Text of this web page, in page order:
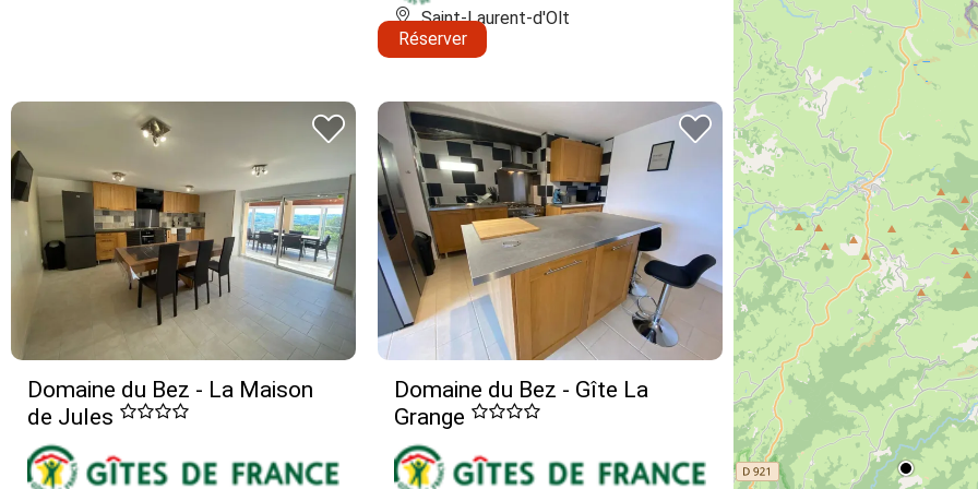
Saint-Laurent-d'Olt
Réserver
Domaine du Bez - La Maison
de Jules
Domaine du Bez - Gîte La
Grange